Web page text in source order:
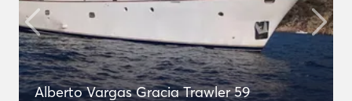
Alberto Vargas Gracia Trawler 59